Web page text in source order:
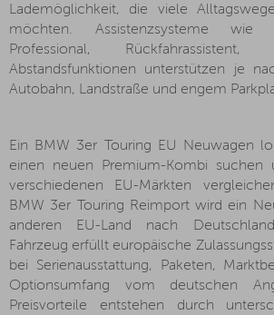
Lademöglichkeit, die viele
möchten. Assistenzsysteme wie
Professional,
Abstandsfunktionen unterstützen je
Autobahn, Landstraße und engem
Ein BMW 3er Touring EU Neuwagen
einen neuen Premium-Kombi suchen
verschiedenen EU-Märkten
BMW 3er Touring Reimport wird ein
anderen EU-Land nach
Fahrzeug erfüllt europäische
bei Serienausstattung, Paketen,
Optionsumfang vom deutschen
Preisvorteile entstehen durch